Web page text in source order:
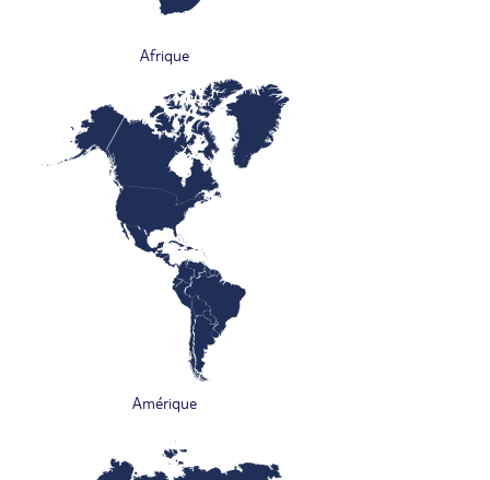
Afrique
Amérique